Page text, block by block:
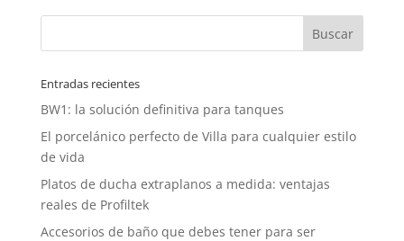
Entradas recientes
BW1: la solución definitiva para tanques
El porcelánico perfecto de Villa para cualquier estilo
de vida
Platos de ducha extraplanos a medida: ventajas
reales de Profiltek
Accesorios de baño que debes tener para ser